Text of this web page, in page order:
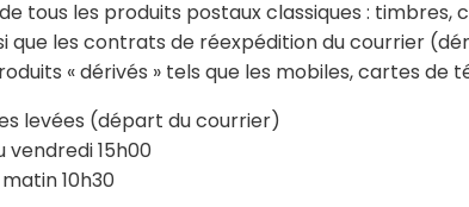
de tous les produits postaux classiques :
que les contrats de réexpédition du courrier
« dérivés » tels que les mobiles, cartes de
levées (départ du courrier)
vendredi 15h00
10h30